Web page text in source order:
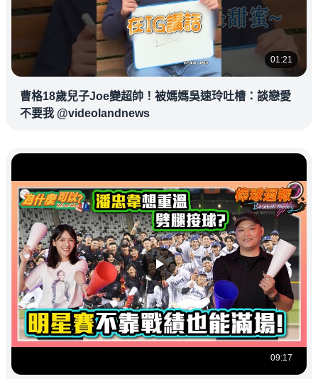
01:21
曹格18歲兒子Joe變超帥！被媽媽吳速玲吐槽：談戀愛
不要我 @videolandnews
09:17